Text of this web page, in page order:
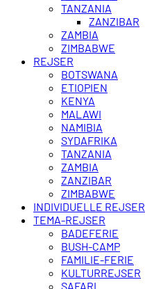
TANZANIA
ZANZIBAR
ZAMBIA
ZIMBABWE
REJSER
BOTSWANA
ETIOPIEN
KENYA
MALAWI
NAMIBIA
SYDAFRIKA
TANZANIA
ZAMBIA
ZANZIBAR
ZIMBABWE
INDIVIDUELLE REJSER
TEMA-REJSER
BADEFERIE
BUSH-CAMP
FAMILIE-FERIE
KULTURREJSER
SAFARI